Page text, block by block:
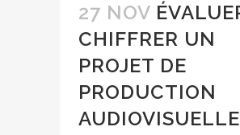
27 NOV
CHIFFRER UN
PROJET DE
PRODUCTION
AUDIOVISUELLE